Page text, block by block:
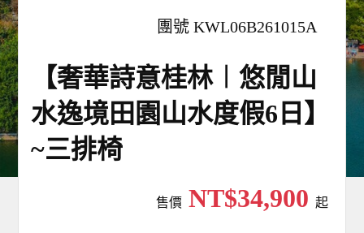
團號 KWL06B261015A
【奢華詩意桂林︱悠閒山
水逸境田園山水度假6日】
~三排椅
售價NT$34,900 起